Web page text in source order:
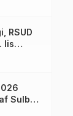
RSUD
Iis
Sulbar